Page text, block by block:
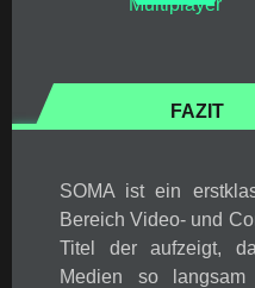
Multiplayer
FAZIT
SOMA ist ein
Bereich Video- und
Titel der aufzeigt,
Medien so